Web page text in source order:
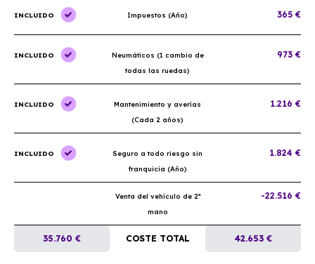
INCLUIDO Impuestos (Año) 365 €
INCLUIDO
Neumáticos (1 cambio de
todas las ruedas)
973 €
INCLUIDO
Mantenimiento y averías
(Cada 2 años)
1.216 €
INCLUIDO
Seguro a todo riesgo sin
franquicia (Año)
1.824 €
Venta del vehículo de 2ª
mano
-22.516 €
35.760 € COSTE TOTAL 42.653 €